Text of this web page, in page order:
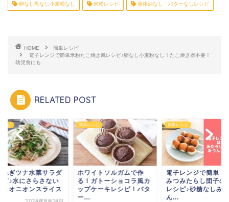
卵なし乳なし小麦粉なし 米粉レシピ 液体油なし・バターなしレシピ
HOME
簡単レシピ
電子レンジで簡単米粉たこ焼き風レシピ♪卵なし小麦粉なし！たこ焼き器不要！
幼児食にも
RELATED POST
シピ
イトソルガムで作
ガトーショコラ風カ
ケーキレシピ！バタ
簡単レシピ
電子レンジで簡単！はち
みつみたらし団子のたれ
レシピ♪砂糖なしみり
ん...
簡単レシピ
新玉ねぎツナ水菜サ
レシピ♪水にさらさ
で作るオニオンスラ